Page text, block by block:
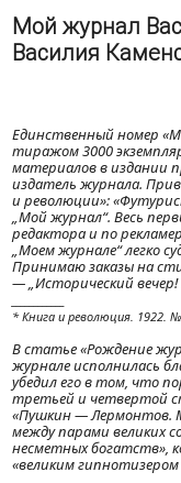
Мой журнал
Василия
Единственный номер
тиражом 3000
материалов в издании
издатель журнала.
и революции»:
„Мой журнал“. Весь
редактора и по
„Моем журнале“ легко
Принимаю заказы на
— „Исторический
* Книга и революция. 1922.
В статье «Рождение
журнале исполнилась
убедил его в том, что
третьей и четвертой
«Пушкин — Лермонтов.
между парами великих
несметных богатств»,
«великим